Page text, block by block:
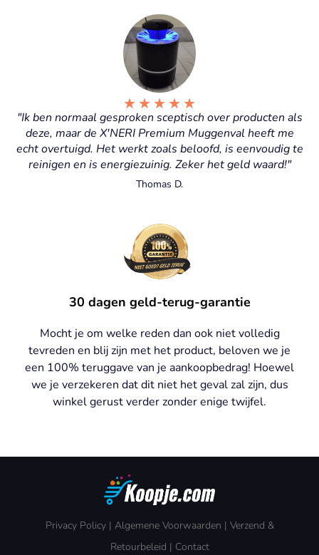
★ ★ ★ ★ ★
"Ik ben normaal gesproken sceptisch over producten als
deze, maar de X'NERI Premium Muggenval heeft me
echt overtuigd. Het werkt zoals beloofd, is eenvoudig te
reinigen en is energiezuinig. Zeker het geld waard!"
Thomas D.
30 dagen geld-terug-garantie
Mocht je om welke reden dan ook niet volledig
tevreden en blij zijn met het product, beloven we je
een 100% teruggave van je aankoopbedrag! Hoewel
we je verzekeren dat dit niet het geval zal zijn, dus
winkel gerust verder zonder enige twijfel.
Privacy Policy| Algemene Voorwaarden | Verzend &
Retourbeleid | Contact